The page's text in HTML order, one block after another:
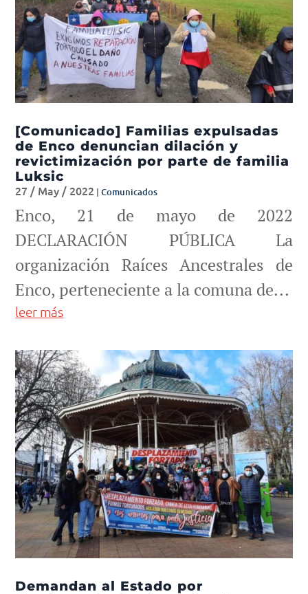
[Comunicado] Familias expulsadas
de Enco denuncian dilación y
revictimización por parte de familia
Luksic
27 / May / 2022 |Comunicados
Enco, 21 de mayo de 2022
DECLARACIÓN PÚBLICA La
organización Raíces Ancestrales de
Enco, perteneciente a la comuna de...
leer más
Demandan al Estado por